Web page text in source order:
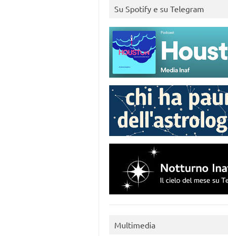
Su Spotify e su Telegram
Multimedia